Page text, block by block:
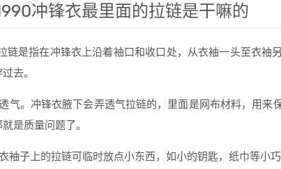
冲锋衣最里面的拉链是干嘛的
链是指在冲锋衣上沿着袖口和收口处，从衣袖一头至衣袖
去。
气。冲锋衣腋下会弄透气拉链的，里面是网布材料，用来
是质量问题了。
袖子上的拉链可临时放点小东西，如小的钥匙，纸巾等小